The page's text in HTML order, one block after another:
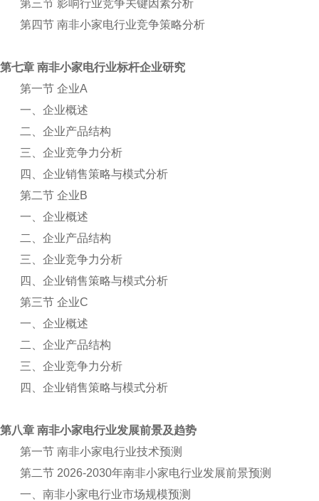
第三节 影响行业竞争关键因素分析
第四节 南非小家电行业竞争策略分析
第七章 南非小家电行业标杆企业研究
第一节 企业A
一、企业概述
二、企业产品结构
三、企业竞争力分析
四、企业销售策略与模式分析
第二节 企业B
一、企业概述
二、企业产品结构
三、企业竞争力分析
四、企业销售策略与模式分析
第三节 企业C
一、企业概述
二、企业产品结构
三、企业竞争力分析
四、企业销售策略与模式分析
第八章 南非小家电行业发展前景及趋势
第一节 南非小家电行业技术预测
第二节 2026-2030年南非小家电行业发展前景预测
一、南非小家电行业市场规模预测